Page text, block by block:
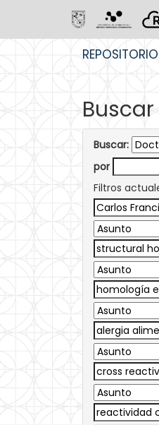
Buscar
Buscar:
por
Filtros